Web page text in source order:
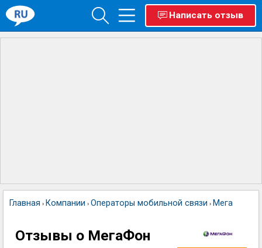
Написать отзыв
Главная › Компании › Операторы мобильной связи › МегаФон
Отзывы о МегаФон